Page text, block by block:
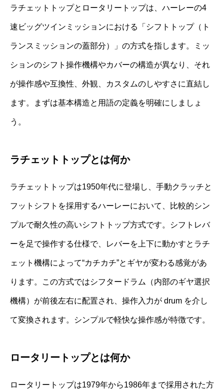
ラチェットトップとロータリートップは、ハーレーの4
速ビッグツインミッションにおける「シフトトップ（ト
ランスミッションの蓋部分）」の方式を指します。ミッ
ションのシフト操作機構やカバーの構造が異なり、それ
が操作感や互換性、外観、カスタムのしやすさに直結し
ます。まずは基本構造と用語の定義を明確にしましょ
う。
ラチェットトップとは何か
ラチェットトップは1950年代に登場し、手動クラッチと
フットシフトを採用するハーレーにおいて、比較的シン
プルで耐久性の高いシフトトップ方式です。シフトレバ
ーを足で操作する仕様で、レバーを上下に動かすとラチ
ェット機構によって“カチカチ”とギヤが変わる感覚があ
ります。この方式ではシフタードラム（内部のギヤ選択
機構）が前後左右に配置され、操作入力が drum を介し
て変換されます。シンプルで軽快な操作感が特徴です。
ロータリートップとは何か
ロータリートップは1979年から1986年まで採用された方